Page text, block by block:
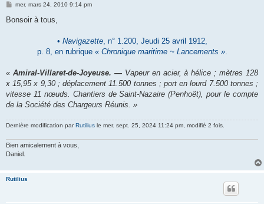
M
s
mer. mars 24, 2010 9:14 pm
Bonsoir à tous,
• Navigazette, n° 1.200, Jeudi 25 avril 1912,
p. 8, en rubrique « Chronique maritime ~ Lancements ».
« Amiral-Villaret-de-Joyeuse. ― Vapeur en acier, à hélice ; mètres 128
x 15,95 x 9,30 ; déplacement 11.500 tonnes ; port en lourd 7.500 tonnes ;
vitesse 11 nœuds. Chantiers de Saint-Nazaire (Penhoët), pour le compte
de la Société des Chargeurs Réunis. »
Dernière modification parRutilius le mer. sept. 25, 2024 11:24 pm, modifié 2 fois.
Bien amicalement à vous,
Daniel.
Rutilius